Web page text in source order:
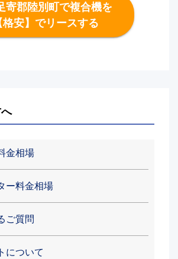
寄郡陸別町で複合機を
格安】でリースする
金相場
ー料金相場
ご質問
について